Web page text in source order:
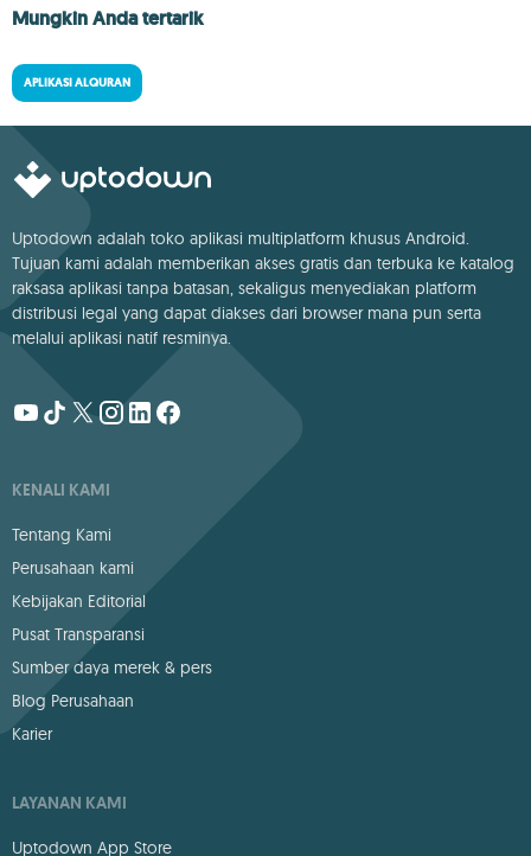
Mungkin Anda tertarik
APLIKASI ALQURAN
Uptodown adalah toko aplikasi multiplatform khusus Android.
Tujuan kami adalah memberikan akses gratis dan terbuka ke katalog
raksasa aplikasi tanpa batasan, sekaligus menyediakan platform
distribusi legal yang dapat diakses dari browser mana pun serta
melalui aplikasi natif resminya.
KENALI KAMI
Tentang Kami
Perusahaan kami
Kebijakan Editorial
Pusat Transparansi
Sumber daya merek & pers
Blog Perusahaan
Karier
LAYANAN KAMI
Uptodown App Store